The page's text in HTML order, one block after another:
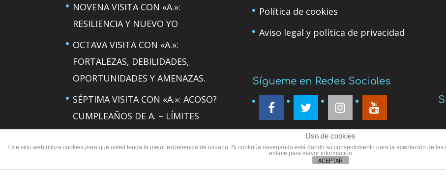
NOVENA VISITA CON «A.»:
RESILIENCIA Y NUEVO YO
OCTAVA VISITA CON «A.»:
FORTALEZAS, DEBILIDADES,
OPORTUNIDADES Y AMENAZAS.
SÉPTIMA VISITA CON «A.»: ACOSO?
CUMPLEAÑOS DE A. – LÍMITES
RESILIENCIA
Política de cookies
Aviso legal y política de privacidad
Sígueme en Redes Sociales
Uso de cookies
Este sitio web utiliza cookies para que usted tenga la mejor experiencia de usuario. Si continúa navegando está dando su consentimiento para la aceptación de
enlace para mayor información.
ACEPTAR